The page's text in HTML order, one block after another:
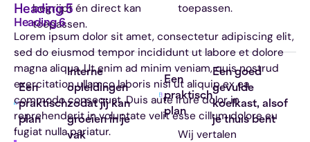
begrijpt én direct kan
toepassen.
toepassen.
Een
praktisch
plan
Interne
opleidingen
zodat jij kan
groeien in je
vak
Een
praktisch
plan
Een goed
gevulde
koelkast, alsof
je thuis bent
Wij vertalen
Heading 5
Heading 6
Lorem ipsum dolor sit amet, consectetur adipiscing elit,
sed do eiusmod tempor incididunt ut labore et dolore
magna aliqua. Ut enim ad minim veniam, quis nostrud
exercitation ullamco laboris nisi ut aliquip ex ea
commodo consequat. Duis aute irure dolor in
reprehenderit in voluptate velit esse cillum dolore eu
fugiat nulla pariatur.